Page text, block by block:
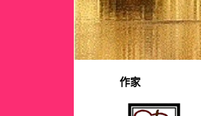
作家